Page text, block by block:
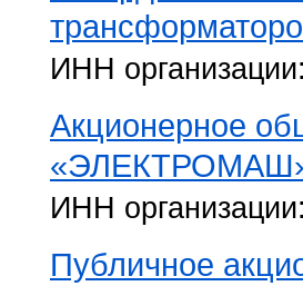
ИНН
Акционерное
ИНН
Публичное